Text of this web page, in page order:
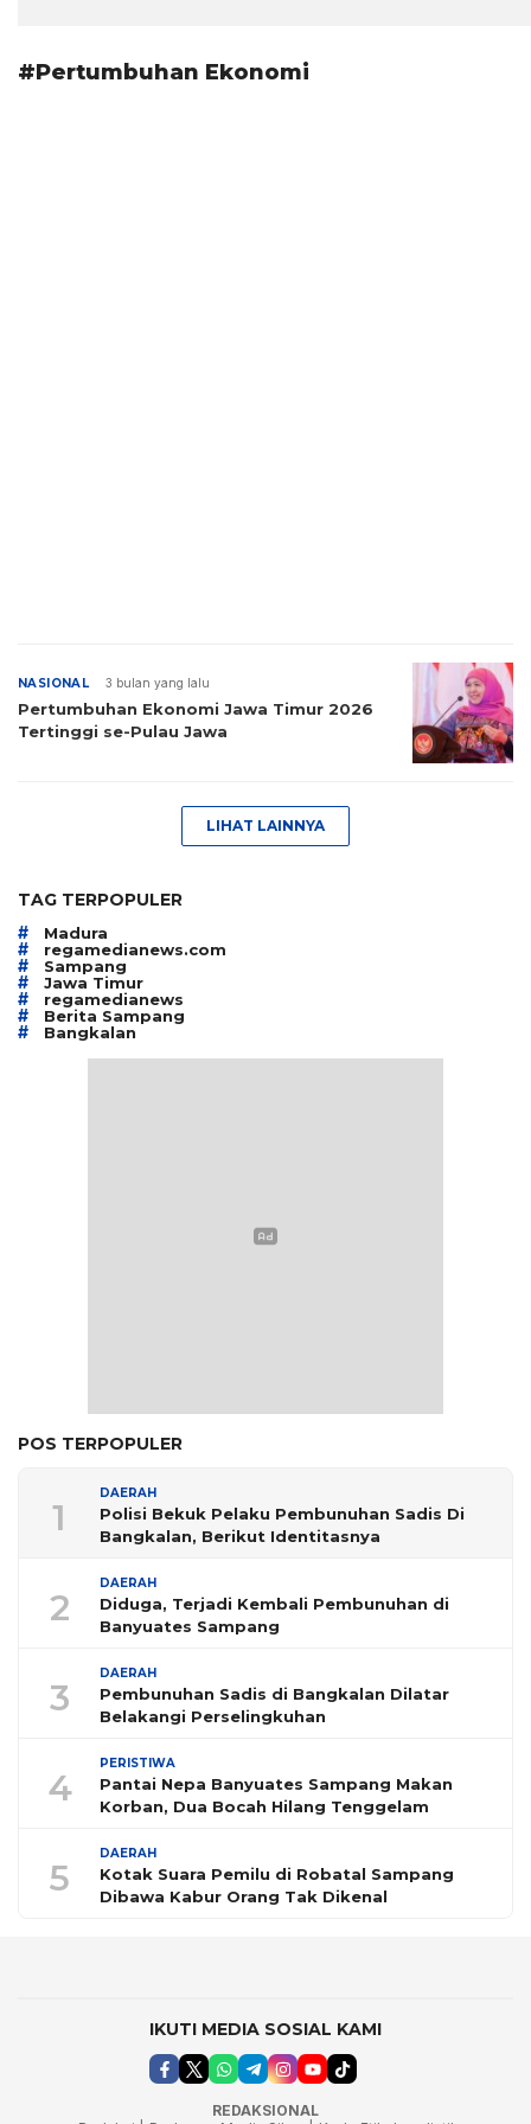
#Pertumbuhan Ekonomi
NASIONAL 3 bulan yang lalu
Pertumbuhan Ekonomi Jawa Timur 2026
Tertinggi se-Pulau Jawa
LIHAT LAINNYA
TAG TERPOPULER
# Madura
# regamedianews.com
# Sampang
# Jawa Timur
# regamedianews
# Berita Sampang
# Bangkalan
POS TERPOPULER
1
DAERAH
Polisi Bekuk Pelaku Pembunuhan Sadis Di
Bangkalan, Berikut Identitasnya
2
DAERAH
Diduga, Terjadi Kembali Pembunuhan di
Banyuates Sampang
3
DAERAH
Pembunuhan Sadis di Bangkalan Dilatar
Belakangi Perselingkuhan
4
PERISTIWA
Pantai Nepa Banyuates Sampang Makan
Korban, Dua Bocah Hilang Tenggelam
5
DAERAH
Kotak Suara Pemilu di Robatal Sampang
Dibawa Kabur Orang Tak Dikenal
IKUTI MEDIA SOSIAL KAMI
REDAKSIONAL